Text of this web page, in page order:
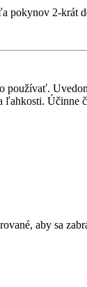
2-krát
používať.
ľahkosti. Účinne
aby sa